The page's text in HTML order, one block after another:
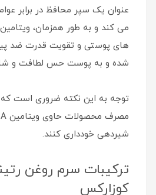
عنوان یک سپر محافظ در برابر
های پوستی و تقویت قدرت ضد
شده و به پوست حس لطافت و
توجه به این نکته ضروری است که
شیردهی خودداری کنند.
کوزارکس